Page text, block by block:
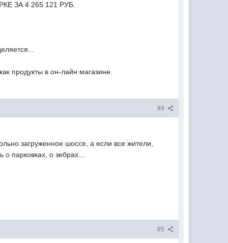
ЗА 4 265 121 РУБ.
продукты в он-лайн магазине.
#4
загруженное шоссе, а если все жители,
парковках, о зебрах...
#5